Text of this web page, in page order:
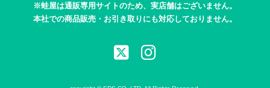
※蛙屋は通販専用サイトのため、実店舗はございません。
本社での商品販売・お引き取りにも対応しておりません。